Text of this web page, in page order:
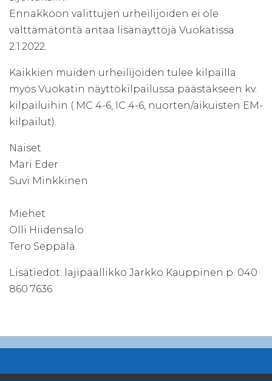
Ennakkoon valittujen urheilijoiden ei ole
välttämätöntä antaa lisänäyttöjä Vuokatissa
2.1.2022.
Kaikkien muiden urheilijoiden tulee kilpailla
myös Vuokatin näyttökilpailussa päästäkseen kv.
kilpailuihin ( MC 4-6, IC 4-6, nuorten/aikuisten EM-
kilpailut).
Naiset
Mari Eder
Suvi Minkkinen
Miehet
Olli Hiidensalo
Tero Seppälä
Lisätiedot: lajipäällikkö Jarkko Kauppinen p. 040
860 7636